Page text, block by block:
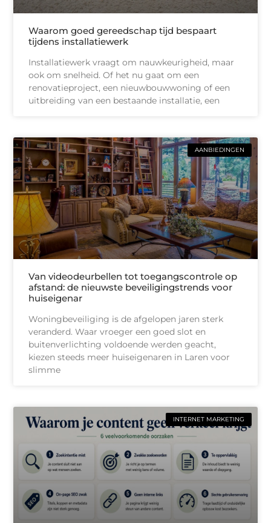
Waarom goed gereedschap tijd bespaart
tijdens installatiewerk
Installatiewerk vraagt om nauwkeurigheid, maar
ook om snelheid. Of het nu gaat om een
renovatieproject, een nieuwbouwwoning of een
uitbreiding van een bestaande installatie, een
AANBIEDINGEN
Van videodeurbellen tot toegangscontrole op
afstand: de nieuwste beveiligingstrends voor
huiseigenar
Woningbeveiliging is de afgelopen jaren sterk
veranderd. Waar vroeger een goed slot en
buitenverlichting voldoende werden geacht,
kiezen steeds meer huiseigenaren in Laren voor
slimme
INTERNET MARKETING